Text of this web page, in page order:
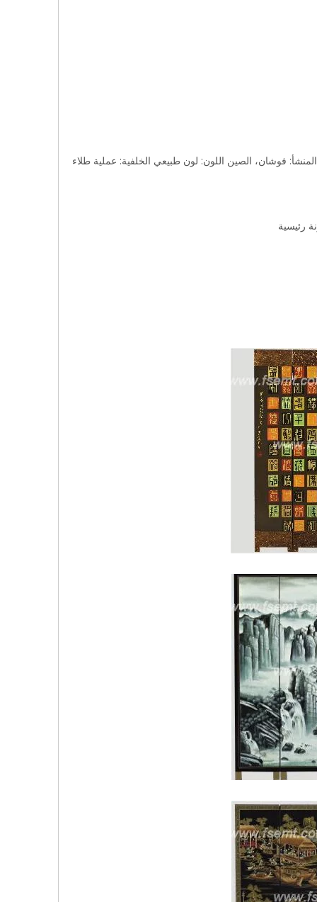
فوشان، الصين اللون: لون طبيعي الخلفية: عملية طلاء